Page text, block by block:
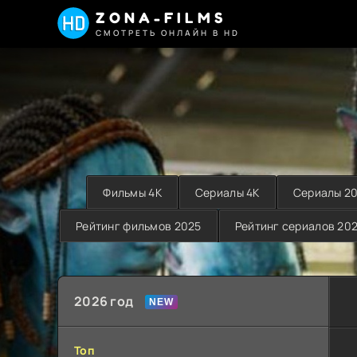
ZONA-FILMS
СМОТРЕТЬ ОНЛАЙН В HD
Фильмы 4K Сериалы 4K Сериалы
Рейтинг фильмов 2025 Рейтинг сериалов
2026 год
Топ